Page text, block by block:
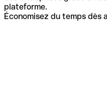
plateforme.
Économisez du temps dès